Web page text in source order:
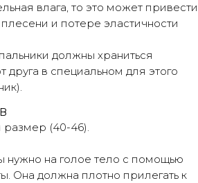
влага, то это может привести
и потере эластичности
должны храниться
друга в специальном для этого
(40-46).
нужно на голое тело с помощью
Она должна плотно прилегать к